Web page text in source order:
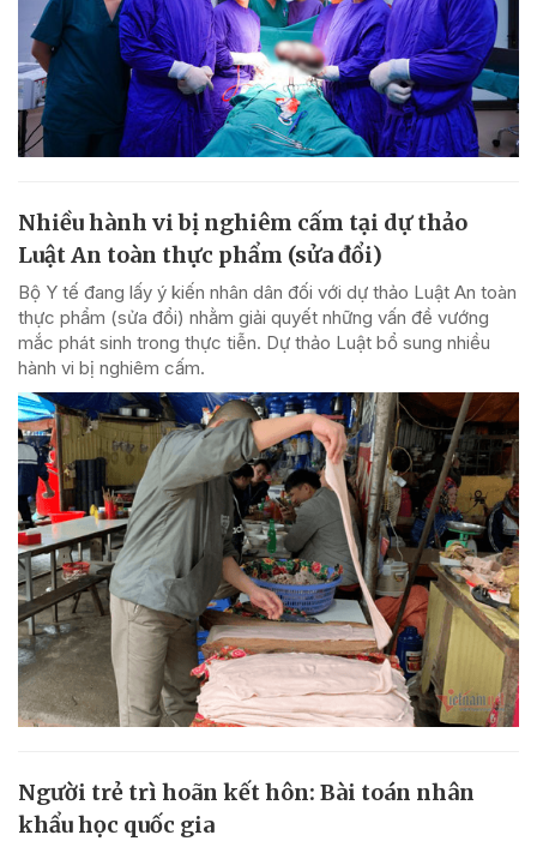
Nhiều hành vi bị nghiêm cấm tại dự thảo
Luật An toàn thực phẩm (sửa đổi)
Bộ Y tế đang lấy ý kiến nhân dân đối với dự thảo Luật An toàn
thực phẩm (sửa đổi) nhằm giải quyết những vấn đề vướng
mắc phát sinh trong thực tiễn. Dự thảo Luật bổ sung nhiều
hành vi bị nghiêm cấm.
Người trẻ trì hoãn kết hôn: Bài toán nhân
khẩu học quốc gia